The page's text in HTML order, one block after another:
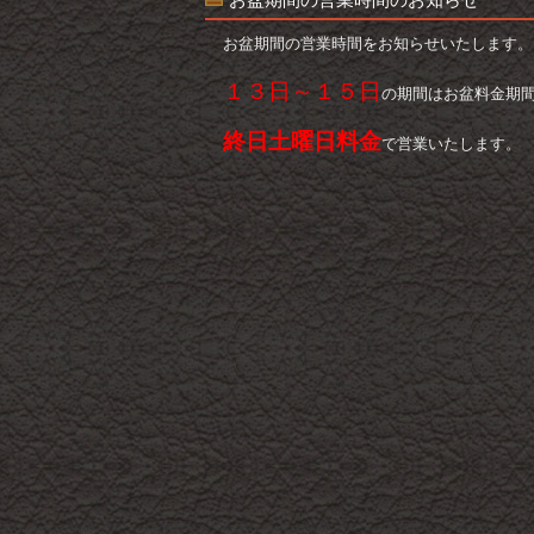
お盆期間の営業時間をお知らせいたします。
１３日～１５日 の期間はお盆料金期
終日土曜日料金で営業いたします。